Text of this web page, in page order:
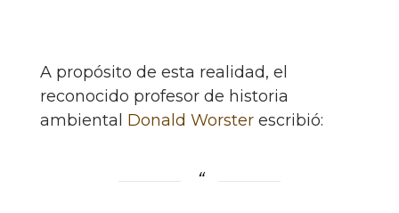
A propósito de esta realidad, el
reconocido profesor de historia
ambiental Donald Worster escribió: